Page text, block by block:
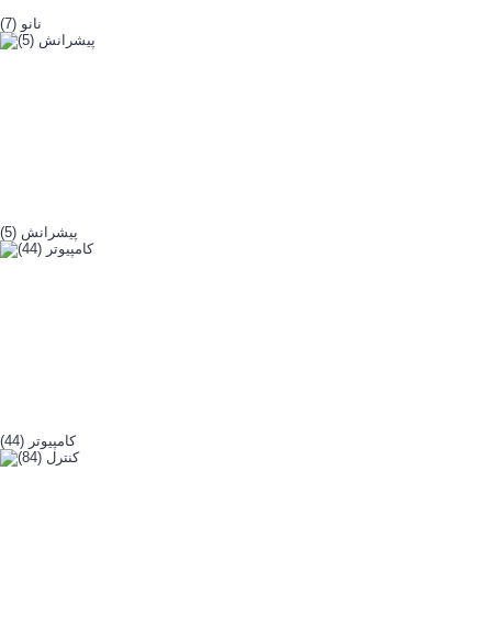
نانو (7)
پیشرانش (5)
کامپیوتر (44)